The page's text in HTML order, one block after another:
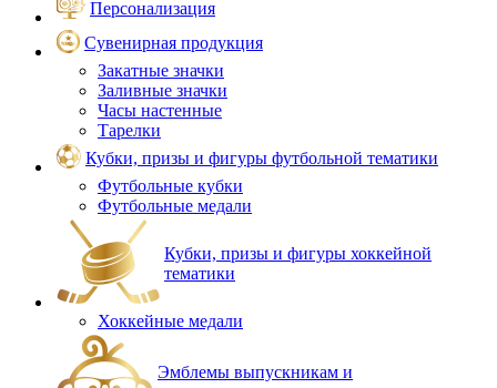
Персонализация
Сувенирная продукция
Закатные значки
Заливные значки
Часы настенные
Тарелки
Кубки, призы и фигуры футбольной тематики
Футбольные кубки
Футбольные медали
Кубки, призы и фигуры хоккейной
тематики
Хоккейные медали
Эмблемы выпускникам и